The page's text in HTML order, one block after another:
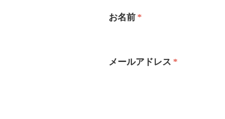
お名前*
メールアドレス *